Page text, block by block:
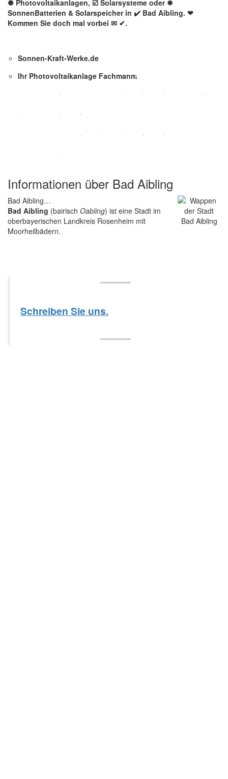
✺ Photovoltaikanlagen, ☑️ Solarsysteme oder ✹
SonnenBatterien & Solarspeicher in ✔️ Bad Aibling. ❤
Kommen Sie doch mal vorbei ✉ ✔.
Sonnen-Kraft-Werke.de
Ihr Photovoltaikanlage Fachmann.
Informationen über Bad Aibling
Bad Aibling…
Bad Aibling (bairisch Oabling) ist eine Stadt im
oberbayerischen Landkreis Rosenheim mit
Moorheilbädern.
Schreiben Sie uns.